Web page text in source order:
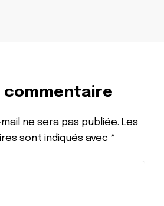
commentaire
ne sera pas publiée. Les
sont indiqués avec *